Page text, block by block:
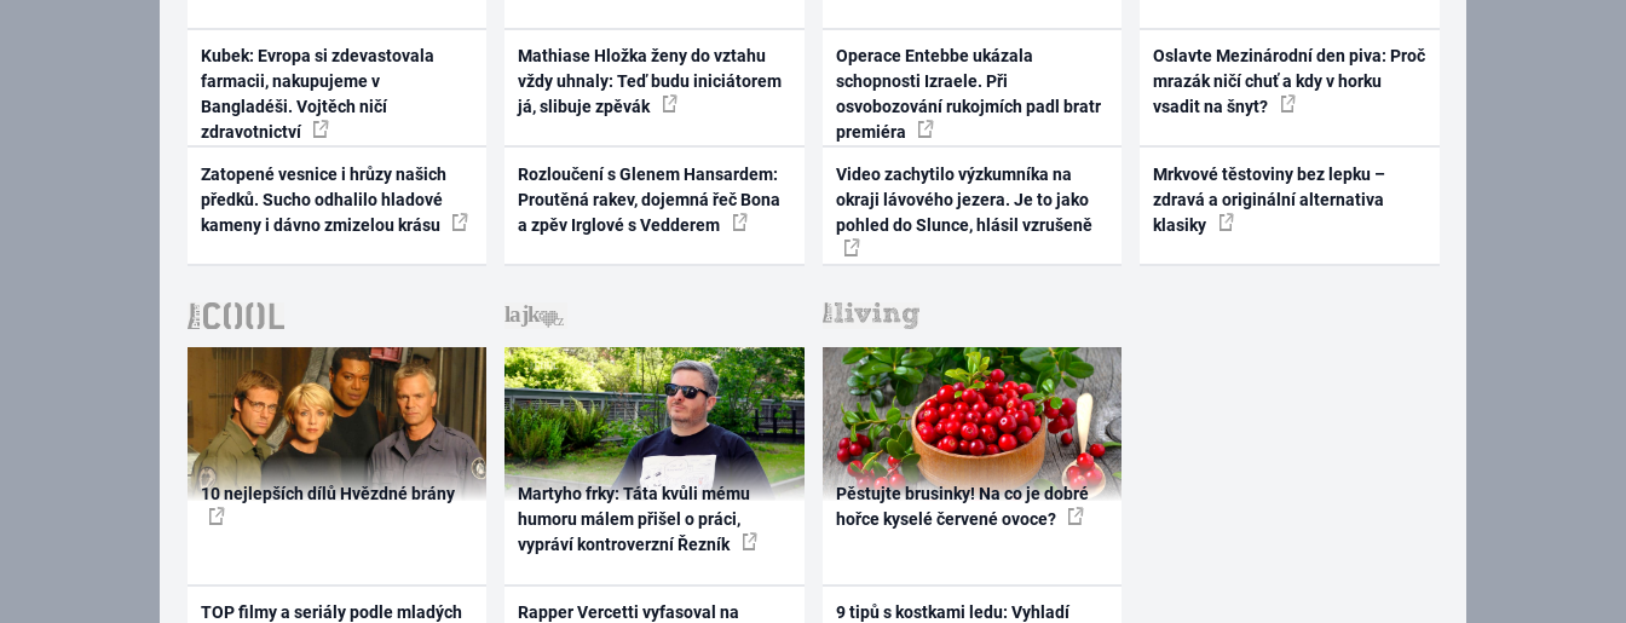
Kubek: Evropa si zdevastovala
farmacii, nakupujeme v
Bangladéši. Vojtěch ničí
zdravotnictví
Zatopené vesnice i hrůzy našich
předků. Sucho odhalilo hladové
kameny i dávno zmizelou krásu
Mathiase Hložka ženy do vztahu
vždy uhnaly: Teď budu iniciátorem
já, slibuje zpěvák
Rozloučení s Glenem Hansardem:
Proutěná rakev, dojemná řeč Bona
a zpěv Irglové s Vedderem
Operace Entebbe ukázala
schopnosti Izraele. Při
osvobozování rukojmích padl bratr
premiéra
Video zachytilo výzkumníka na
okraji lávového jezera. Je to jako
pohled do Slunce, hlásil vzrušeně
Oslavte Mezinárodní den piva: Proč
mrazák ničí chuť a kdy v horku
vsadit na šnyt?
Mrkvové těstoviny bez lepku –
zdravá a originální alternativa
klasiky
10 nejlepších dílů Hvězdné brány
TOP filmy a seriály podle mladých
Martyho frky: Táta kvůli mému
humoru málem přišel o práci,
vypráví kontroverzní Řezník
Rapper Vercetti vyfasoval na
Pěstujte brusinky! Na co je dobré
hořce kyselé červené ovoce?
9 tipů s kostkami ledu: Vyhladí